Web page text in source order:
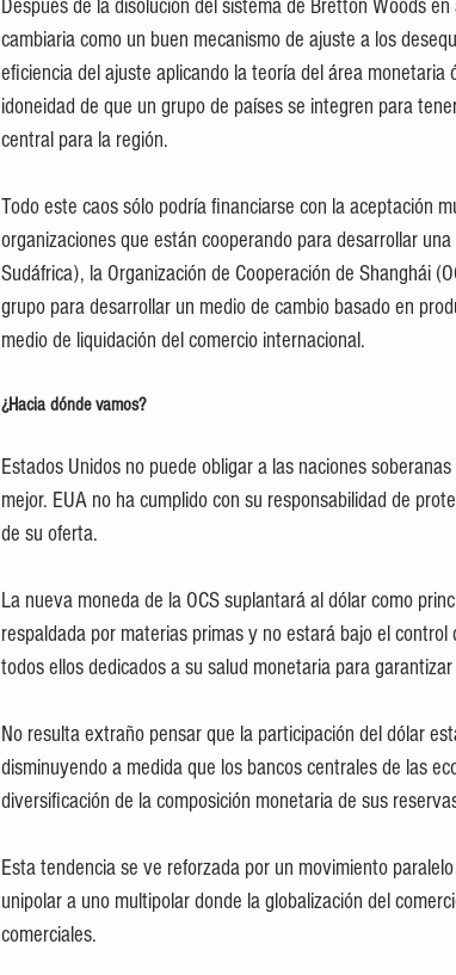
Después de la disolución del sistema de Bretton Woods
cambiaria como un buen mecanismo de ajuste a los
eficiencia del ajuste aplicando la teoría del área
idoneidad de que un grupo de países se integren para
central para la región.
Todo este caos sólo podría financiarse con la aceptación
organizaciones que están cooperando para desarrollar
Sudáfrica), la Organización de Cooperación de Shanghái
grupo para desarrollar un medio de cambio basado en
medio de liquidación del comercio internacional.
¿Hacia dónde vamos?
Estados Unidos no puede obligar a las naciones
mejor. EUA no ha cumplido con su responsabilidad de
de su oferta.
La nueva moneda de la OCS suplantará al dólar como
respaldada por materias primas y no estará bajo el
todos ellos dedicados a su salud monetaria para
No resulta extraño pensar que la participación del dólar
disminuyendo a medida que los bancos centrales de las
diversificación de la composición monetaria de sus
Esta tendencia se ve reforzada por un movimiento
unipolar a uno multipolar donde la globalización del
comerciales.